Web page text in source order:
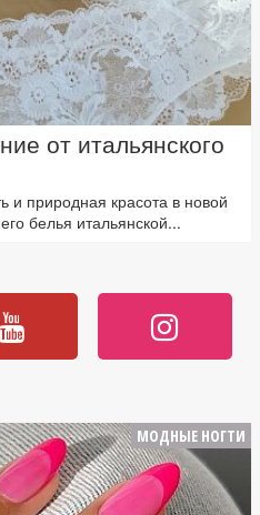
от итальянского
и природная красота в новой
белья итальянской...
МОДНЫЕ НОГТИ